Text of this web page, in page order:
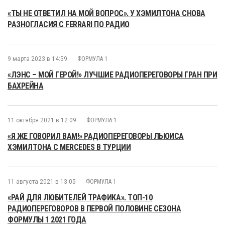
«ТЫ НЕ ОТВЕТИЛ НА МОЙ ВОПРОС». У ХЭМИЛТОНА СНОВА
РАЗНОГЛАСИЯ С FERRARI ПО РАДИО
9 марта 2023 в 14:59 ФОРМУЛА 1
«ЛЭНС – МОЙ ГЕРОЙ!» ЛУЧШИЕ РАДИОПЕРЕГОВОРЫ ГРАН ПРИ
БАХРЕЙНА
11 октября 2021 в 12:09 ФОРМУЛА 1
«Я ЖЕ ГОВОРИЛ ВАМ!» РАДИОПЕРЕГОВОРЫ ЛЬЮИСА
ХЭМИЛТОНА С MERCEDES В ТУРЦИИ
11 августа 2021 в 13:05 ФОРМУЛА 1
«РАЙ ДЛЯ ЛЮБИТЕЛЕЙ ТРАФИКА». ТОП-10
РАДИОПЕРЕГОВОРОВ В ПЕРВОЙ ПОЛОВИНЕ СЕЗОНА
ФОРМУЛЫ 1 2021 ГОДА